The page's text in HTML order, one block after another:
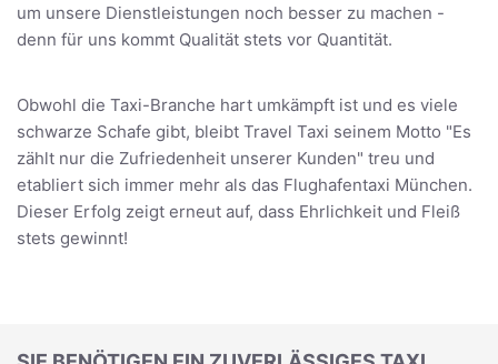
um unsere Dienstleistungen noch besser zu machen -
denn für uns kommt Qualität stets vor Quantität.
Obwohl die Taxi-Branche hart umkämpft ist und es viele
schwarze Schafe gibt, bleibt Travel Taxi seinem Motto "Es
zählt nur die Zufriedenheit unserer Kunden" treu und
etabliert sich immer mehr als das Flughafentaxi München.
Dieser Erfolg zeigt erneut auf, dass Ehrlichkeit und Fleiß
stets gewinnt!